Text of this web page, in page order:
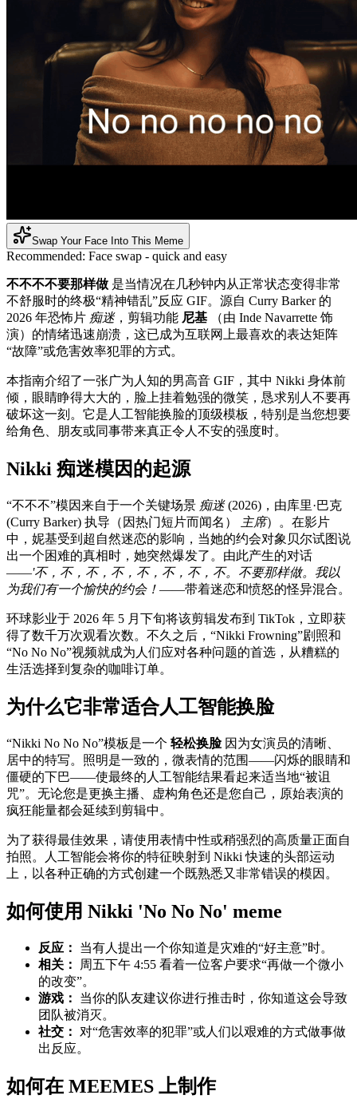
Swap Your Face Into This Meme
Recommended: Face swap - quick and easy
不不不不要那样做 是当情况在几秒钟内从正常状态变得非常
不舒服时的终极“精神错乱”反应 GIF。源自 Curry Barker 的
2026 年恐怖片 痴迷，剪辑功能 尼基 （由 Inde Navarrette 饰
演）的情绪迅速崩溃，这已成为互联网上最喜欢的表达矩阵
“故障”或危害效率犯罪的方式。
本指南介绍了一张广为人知的男高音 GIF，其中 Nikki 身体前
倾，眼睛睁得大大的，脸上挂着勉强的微笑，恳求别人不要再
破坏这一刻。它是人工智能换脸的顶级模板，特别是当您想要
给角色、朋友或同事带来真正令人不安的强度时。
Nikki 痴迷模因的起源
“不不不”模因来自于一个关键场景 痴迷(2026)，由库里·巴克
(Curry Barker) 执导（因热门短片而闻名）
主席）。在影片
中，妮基受到超自然迷恋的影响，当她的约会对象贝尔试图说
出一个困难的真相时，她突然爆发了。由此产生的对话
——'不，不，不，不，不，不，不，不。不要那样做。我以
为我们有一个愉快的约会！ ——带着迷恋和愤怒的怪异混合。
环球影业于 2026 年 5 月下旬将该剪辑发布到 TikTok，立即获
得了数千万次观看次数。不久之后，“Nikki Frowning”剧照和
“No No No”视频就成为人们应对各种问题的首选，从糟糕的
生活选择到复杂的咖啡订单。
为什么它非常适合人工智能换脸
“Nikki No No No”模板是一个 轻松换脸因为女演员的清晰、
居中的特写。照明是一致的，微表情的范围——闪烁的眼睛和
僵硬的下巴——使最终的人工智能结果看起来适当地“被诅
咒”。无论您是更换主播、虚构角色还是您自己，原始表演的
疯狂能量都会延续到剪辑中。
为了获得最佳效果，请使用表情中性或稍强烈的高质量正面自
拍照。人工智能会将你的特征映射到 Nikki 快速的头部运动
上，以各种正确的方式创建一个既熟悉又非常错误的模因。
如何使用 Nikki 'No No No' meme
反应：
当有人提出一个你知道是灾难的“好主意”时。
相关：
周五下午 4:55 看着一位客户要求“再做一个微小
的改变”。
游戏：
当你的队友建议你进行推击时，你知道这会导致
团队被消灭。
社交：
对“危害效率的犯罪”或人们以艰难的方式做事做
出反应。
如何在 MEEMES 上制作